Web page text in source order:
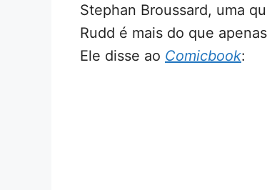
Stephan Broussard, uma
Rudd é mais do que
Ele disse ao Comicbook: